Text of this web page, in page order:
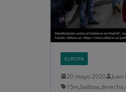
EUROPA
20 mayo 2020
15m,balboa,derecha,